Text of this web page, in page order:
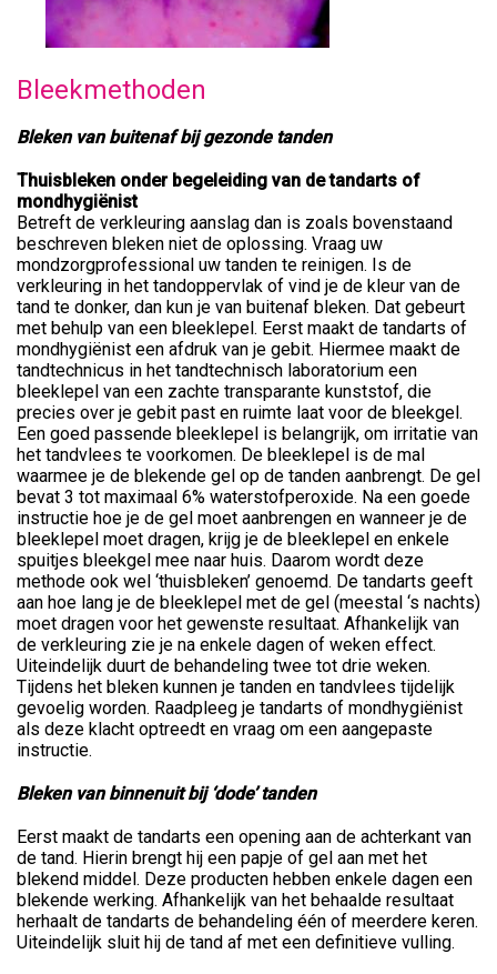
Bleekmethoden
Bleken van buitenaf bij gezonde tanden
Thuisbleken onder begeleiding van de tandarts of
mondhygiënist
Betreft de verkleuring aanslag dan is zoals bovenstaand
beschreven bleken niet de oplossing. Vraag uw
mondzorgprofessional uw tanden te reinigen. Is de
verkleuring in het tandoppervlak of vind je de kleur van de
tand te donker, dan kun je van buitenaf bleken. Dat gebeurt
met behulp van een bleeklepel. Eerst maakt de tandarts of
mondhygiënist een afdruk van je gebit. Hiermee maakt de
tandtechnicus in het tandtechnisch laboratorium een
bleeklepel van een zachte transparante kunststof, die
precies over je gebit past en ruimte laat voor de bleekgel.
Een goed passende bleeklepel is belangrijk, om irritatie van
het tandvlees te voorkomen. De bleeklepel is de mal
waarmee je de blekende gel op de tanden aanbrengt. De gel
bevat 3 tot maximaal 6% waterstofperoxide. Na een goede
instructie hoe je de gel moet aanbrengen en wanneer je de
bleeklepel moet dragen, krijg je de bleeklepel en enkele
spuitjes bleekgel mee naar huis. Daarom wordt deze
methode ook wel ‘thuisbleken’ genoemd. De tandarts geeft
aan hoe lang je de bleeklepel met de gel (meestal ‘s nachts)
moet dragen voor het gewenste resultaat. Afhankelijk van
de verkleuring zie je na enkele dagen of weken effect.
Uiteindelijk duurt de behandeling twee tot drie weken.
Tijdens het bleken kunnen je tanden en tandvlees tijdelijk
gevoelig worden. Raadpleeg je tandarts of mondhygiënist
als deze klacht optreedt en vraag om een aangepaste
instructie.
Bleken van binnenuit bij ‘dode’ tanden
Eerst maakt de tandarts een opening aan de achterkant van
de tand. Hierin brengt hij een papje of gel aan met het
blekend middel. Deze producten hebben enkele dagen een
blekende werking. Afhankelijk van het behaalde resultaat
herhaalt de tandarts de behandeling één of meerdere keren.
Uiteindelijk sluit hij de tand af met een definitieve vulling.